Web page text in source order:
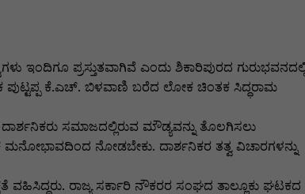
ಇಂದಿಗೂ ಪ್ರಸ್ತುತವಾಗಿವೆ ಎಂದು ಶಿಕಾರಿಪುರದ
ಪುಟ್ಟಪ್ಪ ಕೆ.ಎಚ್. ಬಿಳವಾಣಿ ಬರೆದ ಲೋಕ ಚಿಂತಕ ಸಿದ್ಧರಾಮ
ಸಮಾಜದಲ್ಲಿರುವ ಮೌಡ್ಯವನ್ನು ತೊಲಗಿಸಲು
ನೋಡಬೇಕು. ದಾರ್ಶನಿಕರ ತತ್ವ ವಿಚಾರಗಳನ್ನು
ವಹಿಸಿದ್ದರು. ರಾಜ್ಯ ಸರ್ಕಾರಿ ನೌಕರರ ಸಂಘದ ತಾಲ್ಲೂಕು ಘಟಕದ